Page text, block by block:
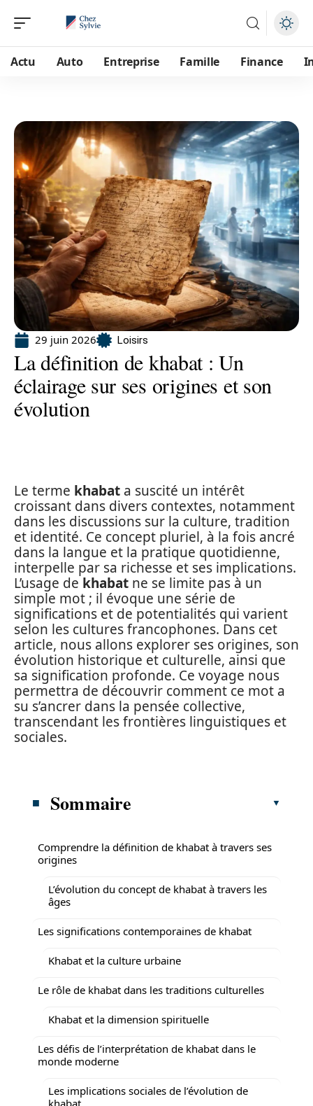
Actu Auto Entreprise Famille Finance
29 juin 2026 Loisirs
La définition de khabat : Un
éclairage sur ses origines et son
évolution
Le terme khabat a suscité un intérêt
croissant dans divers contextes, notamment
dans les discussions sur la culture, tradition
et identité. Ce concept pluriel, à la fois ancré
dans la langue et la pratique quotidienne,
interpelle par sa richesse et ses implications.
L’usage de khabat ne se limite pas à un
simple mot ; il évoque une série de
significations et de potentialités qui varient
selon les cultures francophones. Dans cet
article, nous allons explorer ses origines, son
évolution historique et culturelle, ainsi que
sa signification profonde. Ce voyage nous
permettra de découvrir comment ce mot a
su s’ancrer dans la pensée collective,
transcendant les frontières linguistiques et
sociales.
Sommaire
Comprendre la définition de khabat à travers ses
origines
L’évolution du concept de khabat à travers les
âges
Les significations contemporaines de khabat
Khabat et la culture urbaine
Le rôle de khabat dans les traditions culturelles
Khabat et la dimension spirituelle
Les défis de l’interprétation de khabat dans le
monde moderne
Les implications sociales de l’évolution de
khabat